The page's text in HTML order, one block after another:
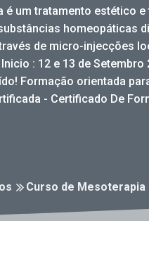
é um tratamento estético
homeopáticas
de micro-injecções
: 12 e 13 de
Formação orientada
- Certificado De
Curso de Mesoterapia